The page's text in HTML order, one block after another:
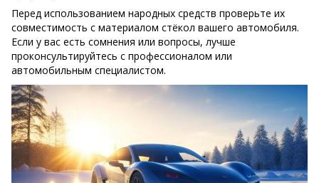
Перед использованием народных средств проверьте их
совместимость с материалом стёкол вашего автомобиля.
Если у вас есть сомнения или вопросы, лучше
проконсультируйтесь с профессионалом или
автомобильным специалистом.